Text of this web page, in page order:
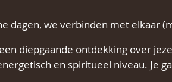
dagen, we verbinden met elkaar
diepgaande ontdekking over
en spiritueel niveau. Je